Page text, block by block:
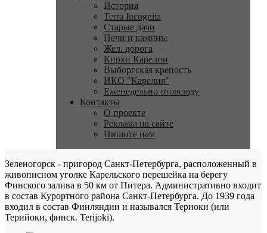
История
Terra Incognita
Старые дачи
Печи и камины
Жел. дорога
Кирхи Карелии
Выборгская крепость
ИКО "Карелия"
Еженедельно отовсюду
Контакты
О проекте
Реклама на сайте
Пишите нам
Зеленогорск - пригород Санкт-Петербурга, расположенный в
живописном уголке Карельского перешейка на берегу
Финского залива в 50 км от Питера. Административно входит
в состав Курортного района Санкт-Петербурга. До 1939 года
входил в состав Финляндии и назывался Териоки (или
Терийоки, финск. Terijoki).